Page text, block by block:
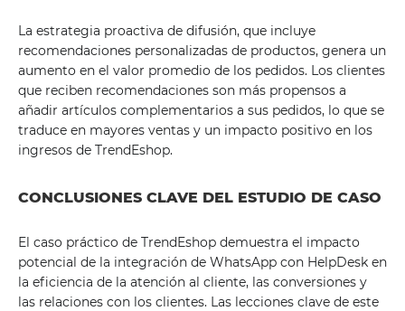
La estrategia proactiva de difusión, que incluye
recomendaciones personalizadas de productos, genera un
aumento en el valor promedio de los pedidos. Los clientes
que reciben recomendaciones son más propensos a
añadir artículos complementarios a sus pedidos, lo que se
traduce en mayores ventas y un impacto positivo en los
ingresos de TrendEshop.
CONCLUSIONES CLAVE DEL ESTUDIO DE CASO
El caso práctico de TrendEshop demuestra el impacto
potencial de la integración de WhatsApp con HelpDesk en
la eficiencia de la atención al cliente, las conversiones y
las relaciones con los clientes. Las lecciones clave de este